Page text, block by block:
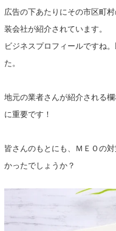
広告の下あたりにその市区町
装会社が紹介されています。
ビジネスプロフィールですね
た。
地元の業者さんが紹介される
に重要です！
皆さんのもとにも、ＭＥＯの
かったでしょうか？